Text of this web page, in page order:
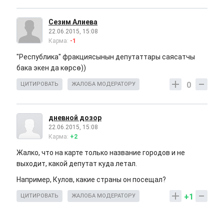
Сезим Алиева
22.06.2015, 15:08
Карма: -1
"Республика" фракциясынын депутаттары саясатчы
бака экен да көрсө))
0
ЦИТИРОВАТЬ ЖАЛОБА МОДЕРАТОРУ
дневной дозор
22.06.2015, 15:08
Карма: +2
Жалко, что на карте только название городов и не
выходит, какой депутат куда летал.
Например, Кулов, какие страны он посещал?
+1
ЦИТИРОВАТЬ ЖАЛОБА МОДЕРАТОРУ